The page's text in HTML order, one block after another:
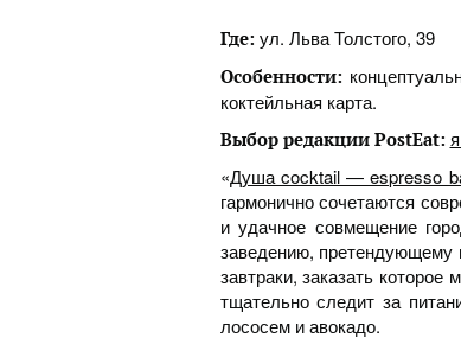
Где: ул. Льва Толстого, 39
Особенности:
коктейльная карта.
Выбор редакции PostEat:
«Душа cocktail — espresso
гармонично сочетаются
и удачное совмещение
заведению, претендующему
завтраки, заказать
тщательно следит за
лососем и авокадо.